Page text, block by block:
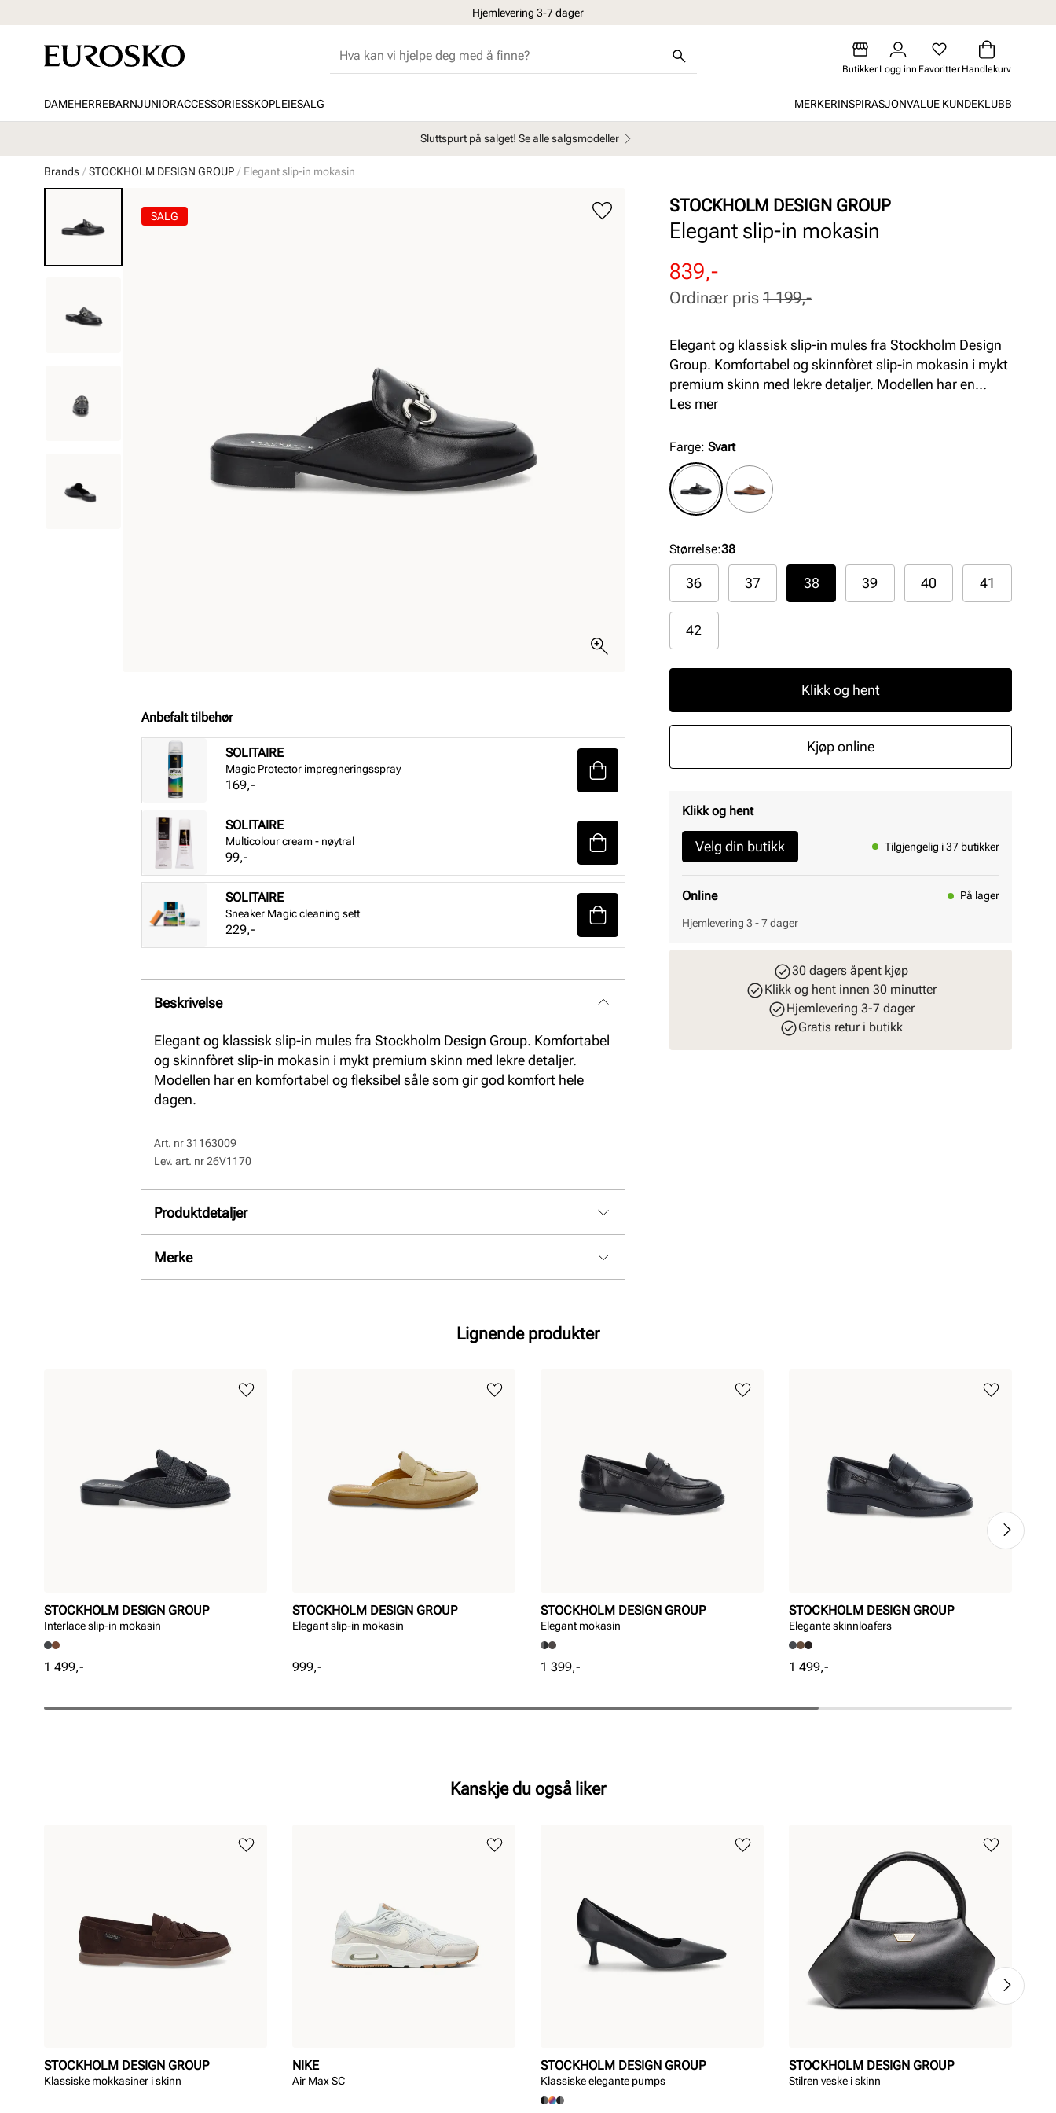
Hjemlevering 3-7 dager
Butikker Logg inn Favoritter Handlekurv
DAMEHERREBARNJUNIORACCESSORIESSKOPLEIESALG MERKERINSPIRASJONVALUE KUNDEKLUBB
Sluttspurt på salget! Se alle salgsmodeller
Brands STOCKHOLM DESIGN GROUP Elegant slip-in mokasin
SALG
Anbefalt tilbehør
SOLITAIRE
Magic Protector impregneringsspray
Pris
169,-
SOLITAIRE
Multicolour cream - nøytral
Pris
99,-
SOLITAIRE
Sneaker Magic cleaning sett
Pris
229,-
Beskrivelse
Elegant og klassisk slip-in mules fra Stockholm Design Group. Komfortabel
og skinnfòret slip-in mokasin i mykt premium skinn med lekre detaljer.
Modellen har en komfortabel og fleksibel såle som gir god komfort hele
dagen.
Art. nr31163009
Lev. art. nr26V1170
Produktdetaljer
Overdel:
Merke
STOCKHOLM DESIGN GROUP
Elegant slip-in mokasin
Rabattert
pris
Pris
839,-
Ordinær
pris
Pris
Ordinær pris 1 199,-
Elegant og klassisk slip-in mules fra Stockholm Design
Group. Komfortabel og skinnfòret slip-in mokasin i mykt
premium skinn med lekre detaljer. Modellen har en
komfortabel og fleksibel såle som gir god komfort hele
Les mer
Farge: Svart
Størrelse:38
36 37 38 39 40 41
42
Klikk og hent
Kjøp online
Klikk og hent
Velg din butikk Tilgjengelig i 37 butikker
Online På lager
Hjemlevering 3 - 7 dager
30 dagers åpent kjøp
Klikk og hent innen 30 minutter
Hjemlevering 3-7 dager
Gratis retur i butikk
Lignende produkter
STOCKHOLM DESIGN GROUP
Interlace slip-in mokasin
Pris
1 499,-
STOCKHOLM DESIGN GROUP
Elegant slip-in mokasin
Pris
999,-
STOCKHOLM DESIGN GROUP
Elegant mokasin
Pris
1 399,-
STOCKHOLM DESIGN GROUP
Elegante skinnloafers
Pris
1 499,-
Kanskje du også liker
STOCKHOLM DESIGN GROUP
Klassiske mokkasiner i skinn
NIKE
Air Max SC
STOCKHOLM DESIGN GROUP
Klassiske elegante pumps
STOCKHOLM DESIGN GROUP
Stilren veske i skinn